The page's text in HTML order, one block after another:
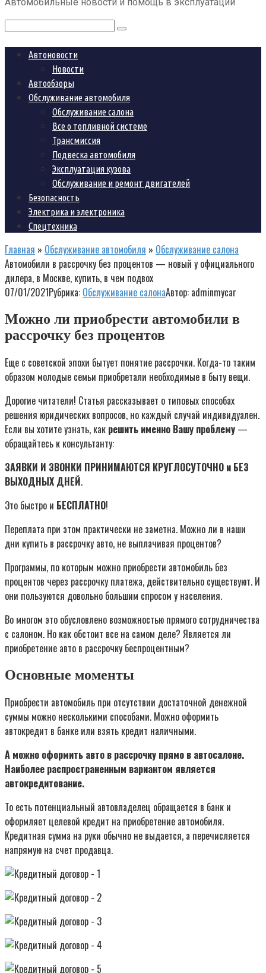
Поиск:
Автоновости
Новости
Автообзоры
Обслуживание автомобиля
Обслуживание салона
Все о топливной системе
Трансмиссия
Подвеска автомобиля
Эксплуатация кузова
Обслуживание и ремонт двигателей
Безопасность
Электрика и электроника
Спецтехника
Главная » Обслуживание автомобиля » Обслуживание салона
Автомобили в рассрочку без процентов — новый у официального
дилера, в Москве, купить, в чем подвох
07/01/2021Рубрика: Обслуживание салонаАвтор: adminmycar
Можно ли приобрести автомобили в
рассрочку без процентов
Еще с советской эпохи бытует понятие рассрочки. Когда-то таким
образом молодые семьи приобретали необходимые в быту вещи.
Дорогие читатели! Статья рассказывает о типовых способах
решения юридических вопросов, но каждый случай индивидуален.
Если вы хотите узнать, как решить именно Вашу проблему —
обращайтесь к консультанту:
ЗАЯВКИ И ЗВОНКИ ПРИНИМАЮТСЯ КРУГЛОСУТОЧНО и БЕЗ
ВЫХОДНЫХ ДНЕЙ.
Это быстро и БЕСПЛАТНО!
Переплата при этом практически не заметна. Можно ли в наши
дни купить в рассрочку авто, не выплачивая процентов?
Программы, по которым можно приобрести автомобиль без
процентов через рассрочку платежа, действительно существуют. И
они пользуются довольно большим спросом у населения.
Во многом это обусловлено возможностью прямого сотрудничества
с салоном. Но как обстоит все на самом деле? Является ли
приобретение авто в рассрочку беспроцентным?
Основные моменты
Приобрести автомобиль при отсутствии достаточной денежной
суммы можно несколькими способами. Можно оформить
автокредит в банке или взять кредит наличными.
А можно оформить авто в рассрочку прямо в автосалоне.
Наиболее распространенным вариантом является
автокредитование.
То есть потенциальный автовладелец обращается в банк и
оформляет целевой кредит на приобретение автомобиля.
Кредитная сумма на руки обычно не выдается, а перечисляется
напрямую на счет продавца.